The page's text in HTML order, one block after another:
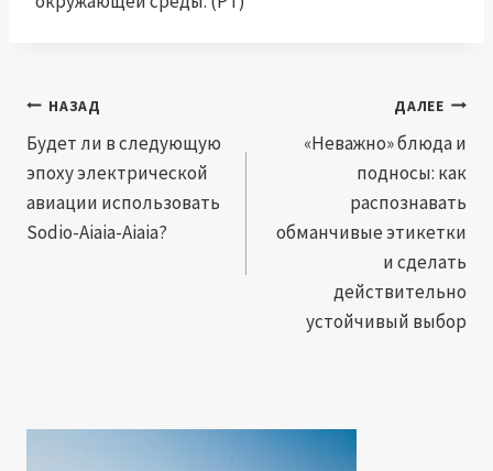
Навигация
по
записям
НАЗАД
Будет ли в следующую
эпоху электрической
авиации использовать
Sodio-Aiaia-Aiaia?
ДАЛЕЕ
«Неважно» блюда и
подносы: как
распознавать
обманчивые этикетки
и сделать
действительно
устойчивый выбор